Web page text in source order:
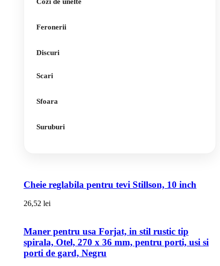
Feronerii
Discuri
Scari
Sfoara
Suruburi
Cheie reglabila pentru tevi Stillson, 10 inch
26,52 lei
Maner pentru usa Forjat, in stil rustic tip
spirala, Otel, 270 x 36 mm, pentru porti, usi si
porti de gard, Negru